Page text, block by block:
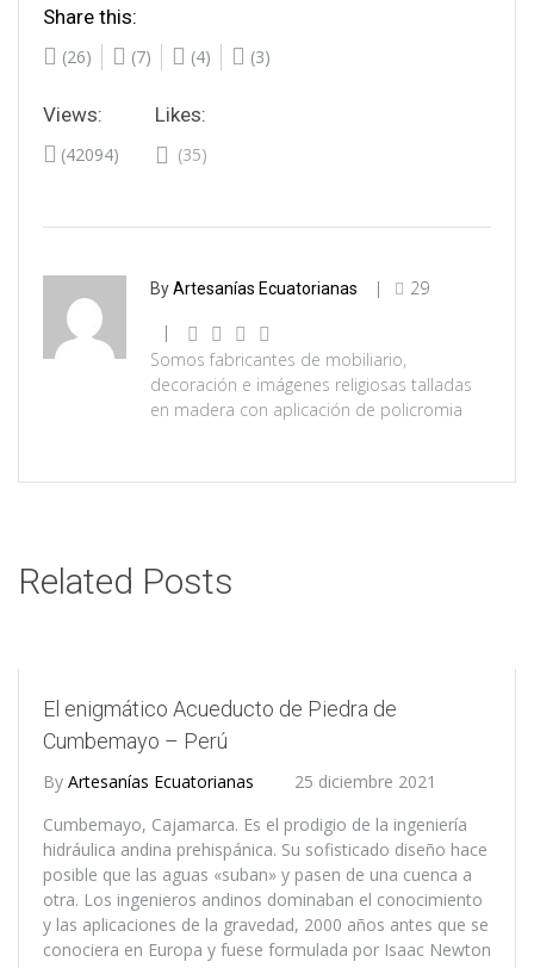
Share this:
(26) (7) (4) (3)
Views:
(42094)
Likes:
(35)
ByArtesanías Ecuatorianas 29
Somos fabricantes de mobiliario,
decoración e imágenes religiosas talladas
en madera con aplicación de policromia
Related Posts
El enigmático Acueducto de Piedra de
Cumbemayo – Perú
By Artesanías Ecuatorianas
25 diciembre 2021
Cumbemayo, Cajamarca. Es el prodigio de la ingeniería
hidráulica andina prehispánica. Su sofisticado diseño hace
posible que las aguas «suban» y pasen de una cuenca a
otra. Los ingenieros andinos dominaban el conocimiento
y las aplicaciones de la gravedad, 2000 años antes que se
conociera en Europa y fuese formulada por Isaac Newton